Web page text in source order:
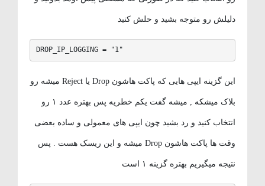
دلیلش رو متوجه بشید و حلش کنید
DROP_IP_LOGGING = "1"
این گزینه ایپی هایی که پاکت هاشون Drop یا Reject میشه رو
بلاک میشکه , میشه گفت یکم خطریه پس بهتره عدد ۱ رو
انتخاب کنید و رد بشید چون ایپی های معمولی و ساده بعضی
وقت ها پاکت هاشون Drop میشه و این ریسک هست . پس
نتیجه میگیریم بهتره گزینه ۱ است